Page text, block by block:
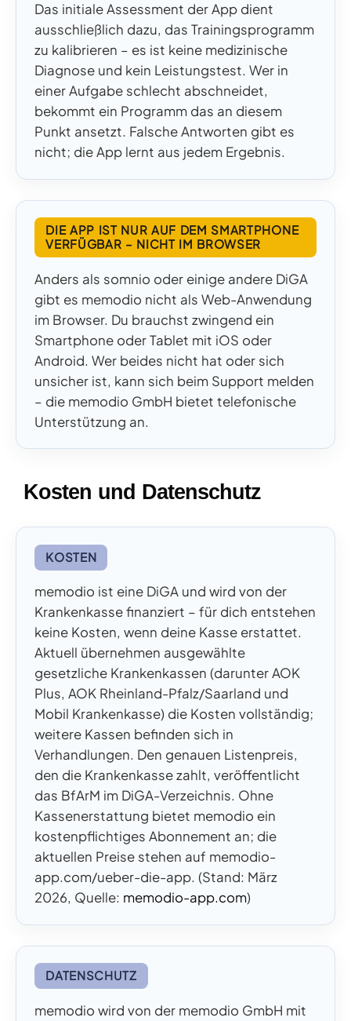
Das initiale Assessment der App dient
ausschließlich dazu, das Trainingsprogramm
zu kalibrieren – es ist keine medizinische
Diagnose und kein Leistungstest. Wer in
einer Aufgabe schlecht abschneidet,
bekommt ein Programm das an diesem
Punkt ansetzt. Falsche Antworten gibt es
nicht; die App lernt aus jedem Ergebnis.
DIE APP IST NUR AUF DEM SMARTPHONE
VERFÜGBAR – NICHT IM BROWSER
Anders als somnio oder einige andere DiGA
gibt es memodio nicht als Web-Anwendung
im Browser. Du brauchst zwingend ein
Smartphone oder Tablet mit iOS oder
Android. Wer beides nicht hat oder sich
unsicher ist, kann sich beim Support melden
– die memodio GmbH bietet telefonische
Unterstützung an.
Kosten und Datenschutz
KOSTEN
memodio ist eine DiGA und wird von der
Krankenkasse finanziert – für dich entstehen
keine Kosten, wenn deine Kasse erstattet.
Aktuell übernehmen ausgewählte
gesetzliche Krankenkassen (darunter AOK
Plus, AOK Rheinland-Pfalz/Saarland und
Mobil Krankenkasse) die Kosten vollständig;
weitere Kassen befinden sich in
Verhandlungen. Den genauen Listenpreis,
den die Krankenkasse zahlt, veröffentlicht
das BfArM im DiGA-Verzeichnis. Ohne
Kassenerstattung bietet memodio ein
kostenpflichtiges Abonnement an; die
aktuellen Preise stehen auf memodio-
app.com/ueber-die-app. (Stand: März
2026, Quelle: memodio-app.com)
DATENSCHUTZ
memodio wird von der memodio GmbH mit